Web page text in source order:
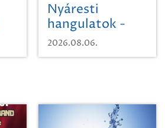
Nyáresti
hangulatok -
Mágnás Miska
2026.08.06.